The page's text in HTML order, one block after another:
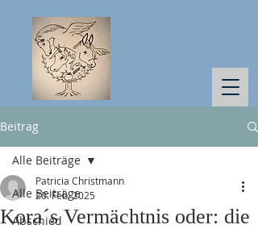
Beitrag
Alle Beiträge
Abschied
Alle Beiträge
Kora´s Vermächtnis oder: die
Patricia Christmann
20. Feb. 2025